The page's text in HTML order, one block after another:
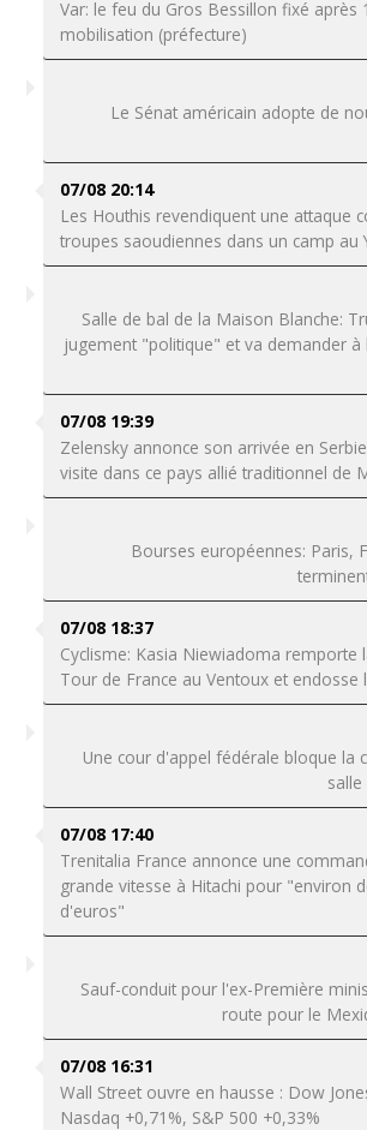
Var: le feu du Gros Bessillon fixé après
mobilisation (préfecture)
Le Sénat américain adopte de
07/08 20:14
Les Houthis revendiquent une attaque
troupes saoudiennes dans un camp au
Salle de bal de la Maison Blanche:
jugement "politique" et va demander à
07/08 19:39
Zelensky annonce son arrivée en
visite dans ce pays allié traditionnel de
Bourses européennes: Paris,
07/08 18:37
Cyclisme: Kasia Niewiadoma remporte
Tour de France au Ventoux et endosse
Une cour d'appel fédérale bloque la
07/08 17:40
Trenitalia France annonce une
grande vitesse à Hitachi pour "environ
d'euros"
Sauf-conduit pour l'ex-Première
route pour le
07/08 16:31
Wall Street ouvre en hausse : Dow
Nasdaq +0,71%, S&P 500 +0,33%